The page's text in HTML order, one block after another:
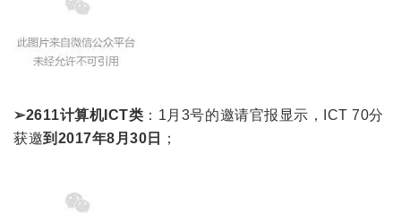
➢2611计算机ICT类 ：1月3号的邀请官报显示，ICT 70分
获邀到2017年8月30日 ；